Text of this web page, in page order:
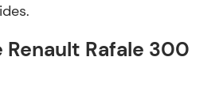
Rafale 300